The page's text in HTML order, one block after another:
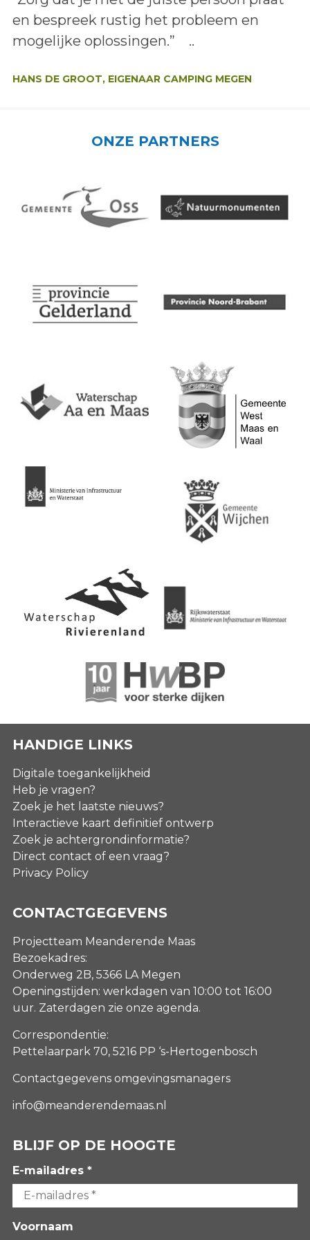
en bespreek rustig het probleem en
mogelijke oplossingen.” ..
HANS DE GROOT, EIGENAAR CAMPING MEGEN
ONZE PARTNERS
HANDIGE LINKS
Digitale toegankelijkheid
Heb je vragen?
Zoek je het laatste nieuws?
Interactieve kaart definitief ontwerp
Zoek je achtergrondinformatie?
Direct contact of een vraag?
Privacy Policy
CONTACTGEGEVENS
Projectteam Meanderende Maas
Bezoekadres:
Onderweg 2B, 5366 LA Megen
Openingstijden: werkdagen van 10:00 tot 16:00
uur. Zaterdagen zie onze agenda.
Correspondentie:
Pettelaarpark 70, 5216 PP ‘s-Hertogenbosch
Contactgegevens omgevingsmanagers
info@meanderendemaas.nl
BLIJF OP DE HOOGTE
E-mailadres *
Voornaam